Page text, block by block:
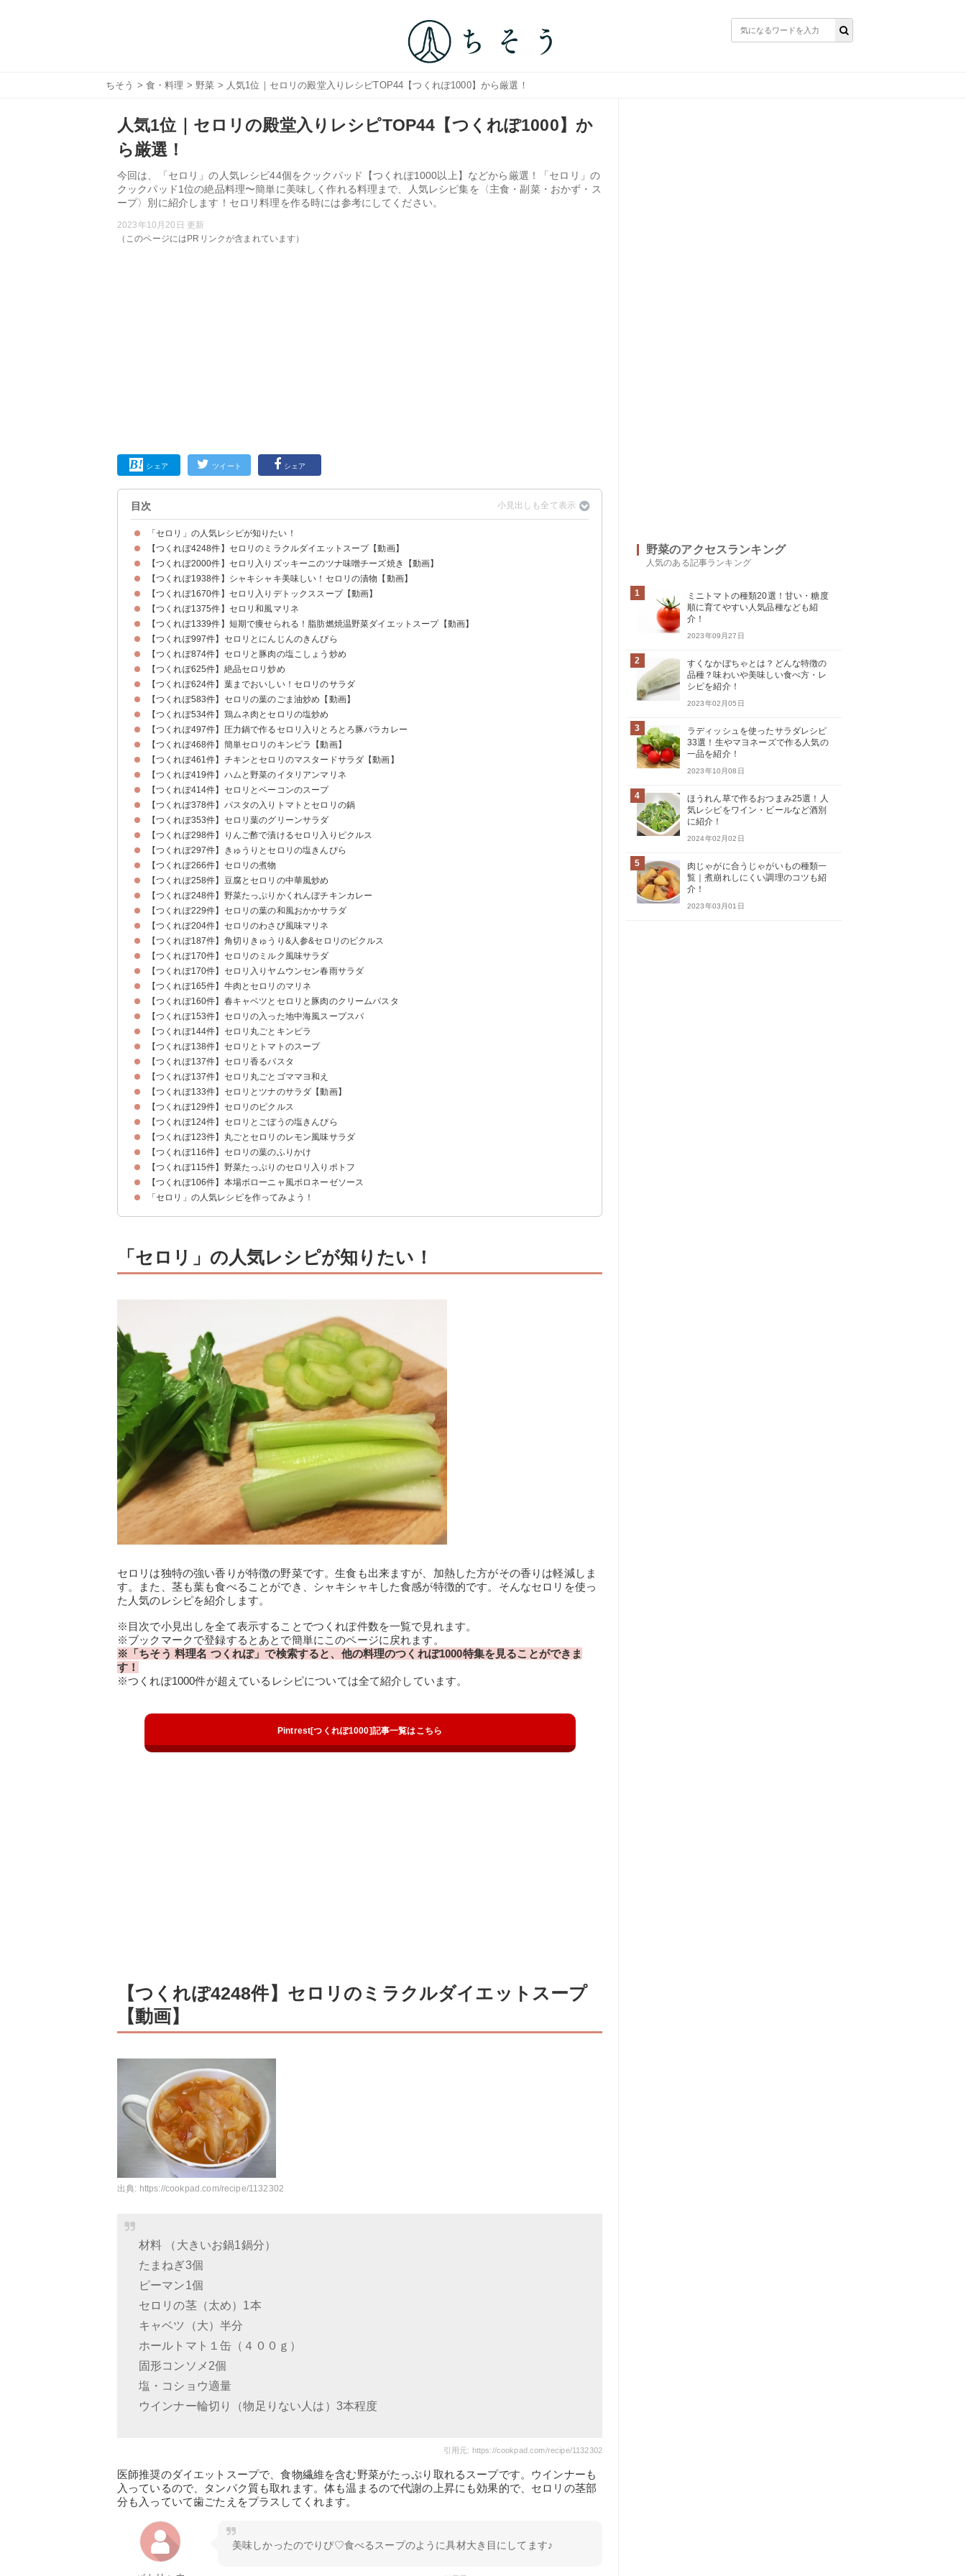
ちそう > 食・料理 > 野菜 > 人気1位｜セロリの殿堂入りレシピTOP44【つくれぽ1000】から厳選！
人気1位｜セロリの殿堂入りレシピTOP44【つくれぽ1000】か
ら厳選！
今回は、「セロリ」の人気レシピ44個をクックパッド【つくれぽ1000以上】などから厳選！「セロリ」の
クックパッド1位の絶品料理〜簡単に美味しく作れる料理まで、人気レシピ集を〈主食・副菜・おかず・ス
ープ〉別に紹介します！セロリ料理を作る時には参考にしてください。
2023年10月20日 更新
（このページにはPRリンクが含まれています）
シェア ツイート シェア
目次
「セロリ」の人気レシピが知りたい！
【つくれぽ4248件】セロリのミラクルダイエットスープ【動画】
【つくれぽ2000件】セロリ入りズッキーニのツナ味噌チーズ焼き【動画】
【つくれぽ1938件】シャキシャキ美味しい！セロリの漬物【動画】
【つくれぽ1670件】セロリ入りデトックススープ【動画】
【つくれぽ1375件】セロリ和風マリネ
【つくれぽ1339件】短期で痩せられる！脂肪燃焼温野菜ダイエットスープ【動画】
【つくれぽ997件】セロリとにんじんのきんぴら
【つくれぽ874件】セロリと豚肉の塩こしょう炒め
【つくれぽ625件】絶品セロリ炒め
【つくれぽ624件】葉までおいしい！セロリのサラダ
【つくれぽ583件】セロリの葉のごま油炒め【動画】
【つくれぽ534件】鶏ムネ肉とセロリの塩炒め
【つくれぽ497件】圧力鍋で作るセロリ入りとろとろ豚バラカレー
【つくれぽ468件】簡単セロリのキンピラ【動画】
【つくれぽ461件】チキンとセロリのマスタードサラダ【動画】
【つくれぽ419件】ハムと野菜のイタリアンマリネ
【つくれぽ414件】セロリとベーコンのスープ
【つくれぽ378件】パスタの入りトマトとセロリの鍋
【つくれぽ353件】セロリ葉のグリーンサラダ
【つくれぽ298件】りんご酢で漬けるセロリ入りピクルス
【つくれぽ297件】きゅうりとセロリの塩きんぴら
【つくれぽ266件】セロリの煮物
【つくれぽ258件】豆腐とセロリの中華風炒め
【つくれぽ248件】野菜たっぷりかくれんぼチキンカレー
【つくれぽ229件】セロリの葉の和風おかかサラダ
【つくれぽ204件】セロリのわさび風味マリネ
【つくれぽ187件】角切りきゅうり&人参&セロリのピクルス
【つくれぽ170件】セロリのミルク風味サラダ
【つくれぽ170件】セロリ入りヤムウンセン春雨サラダ
【つくれぽ165件】牛肉とセロリのマリネ
【つくれぽ160件】春キャベツとセロリと豚肉のクリームパスタ
【つくれぽ153件】セロリの入った地中海風スープスパ
【つくれぽ144件】セロリ丸ごとキンピラ
【つくれぽ138件】セロリとトマトのスープ
【つくれぽ137件】セロリ香るパスタ
【つくれぽ137件】セロリ丸ごとゴママヨ和え
【つくれぽ133件】セロリとツナのサラダ【動画】
【つくれぽ129件】セロリのピクルス
【つくれぽ124件】セロリとごぼうの塩きんぴら
【つくれぽ123件】丸ごとセロリのレモン風味サラダ
【つくれぽ116件】セロリの葉のふりかけ
【つくれぽ115件】野菜たっぷりのセロリ入りポトフ
【つくれぽ106件】本場ボローニャ風ボロネーゼソース
「セロリ」の人気レシピを作ってみよう！
「セロリ」の人気レシピが知りたい！
セロリは独特の強い香りが特徴の野菜です。生食も出来ますが、加熱した方がその香りは軽減しま
す。また、茎も葉も食べることができ、シャキシャキした食感が特徴的です。そんなセロリを使っ
た人気のレシピを紹介します。
※目次で小見出しを全て表示することでつくれぽ件数を一覧で見れます。
※ブックマークで登録するとあとで簡単にこのページに戻れます。
※「ちそう 料理名 つくれぽ」で検索すると、他の料理のつくれぽ1000特集を見ることができま
す！
※つくれぽ1000件が超えているレシピについては全て紹介しています。
Pintrest[つくれぽ1000]記事一覧はこちら
【つくれぽ4248件】セロリのミラクルダイエットスープ
【動画】
出典: https://cookpad.com/recipe/1132302
材料 （大きいお鍋1鍋分）
たまねぎ3個
ピーマン1個
セロリの茎（太め）1本
キャベツ（大）半分
ホールトマト１缶（４００ｇ）
固形コンソメ2個
塩・コショウ適量
ウインナー輪切り（物足りない人は）3本程度
引用元: https://cookpad.com/recipe/1132302
医師推奨のダイエットスープで、食物繊維を含む野菜がたっぷり取れるスープです。ウインナーも
入っているので、タンパク質も取れます。体も温まるので代謝の上昇にも効果的で、セロリの茎部
分も入っていて歯ごたえをプラスしてくれます。
美味しかったのでりぴ♡食べるスープのように具材大き目にしてます♪
野菜のアクセスランキング
人気のある記事ランキング
1
ミニトマトの種類20選！甘い・糖度
順に育てやすい人気品種なども紹
介！
2023年09月27日
2
すくなかぼちゃとは？どんな特徴の
品種？味わいや美味しい食べ方・レ
シピを紹介！
2023年02月05日
3
ラディッシュを使ったサラダレシピ
33選！生やマヨネーズで作る人気の
一品を紹介！
2023年10月08日
4
ほうれん草で作るおつまみ25選！人
気レシピをワイン・ビールなど酒別
に紹介！
2024年02月02日
5
肉じゃがに合うじゃがいもの種類一
覧｜煮崩れしにくい調理のコツも紹
介！
2023年03月01日